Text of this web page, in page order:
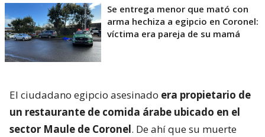
Se entrega menor que mató con
arma hechiza a egipcio en Coronel:
víctima era pareja de su mamá
El ciudadano egipcio asesinado era propietario de
un restaurante de comida árabe ubicado en el
sector Maule de Coronel. De ahí que su muerte